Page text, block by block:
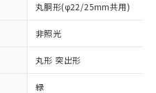
丸胴形(φ22/25mm共用)
非照光
丸形 突出形
緑